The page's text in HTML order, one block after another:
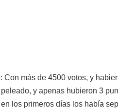
más de 4500 votos, y
y apenas hubieron 3
los primeros días los había